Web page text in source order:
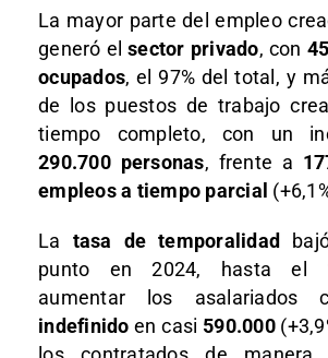
La mayor parte del empleo
generó elsector privado, con
ocupados, el 97% del total, y
de los puestos de trabajo
tiempo completo, con un
290.700 personas, frente a
empleos a tiempo parcial
La tasa de temporalidad
punto en 2024, hasta el
aumentar los asalariados
indefinido en casi 590.000